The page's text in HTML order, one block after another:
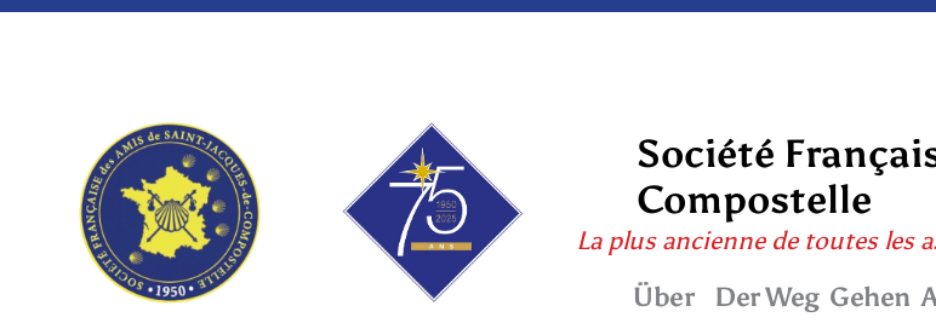
Skip
Société
Compostelle
La plus ancienne de toutes les
Über Der Weg Gehen